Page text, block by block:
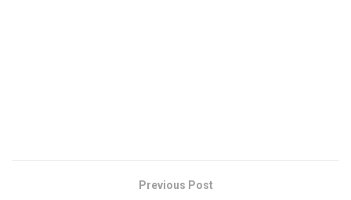
Previous Post